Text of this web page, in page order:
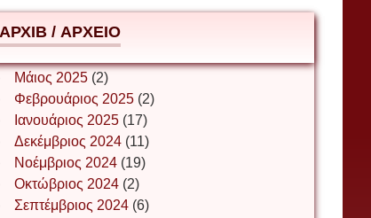
Δημήτριος Ζακοντινός
ΕΥΑΓΓΕΛΟΣ ΜΩΚΟΣ
АРХІВ / ΑΡΧΕΙΟ
Μάιος 2025 (2)
Φεβρουάριος 2025 (2)
Ιανουάριος 2025 (17)
Δεκέμβριος 2024 (11)
Νοέμβριος 2024 (19)
Οκτώβριος 2024 (2)
Σεπτέμβριος 2024 (6)